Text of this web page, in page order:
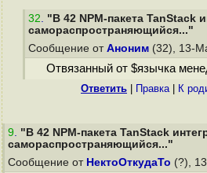
32. "В 42 NPM-пакета TanStack
самораспространяющийся..."
Сообщение от Аноним (32), 13-
Отвязанный от $язычка
Ответить Правка| К
9. "В 42 NPM-пакета TanStack
самораспространяющийся..."
Сообщение от НектоОткудаТо (?),